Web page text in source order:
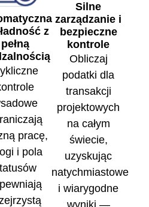
z
pełną
pracę,
i pola
Silne
zarządzanie i
bezpieczne
kontrole
Obliczaj
podatki dla
transakcji
projektowych
na całym
świecie,
uzyskując
natychmiastowe
i wiarygodne